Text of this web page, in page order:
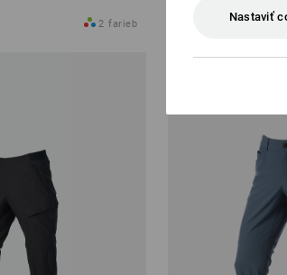
2 farieb (v. DPH) od 10 ks
Nastaviť